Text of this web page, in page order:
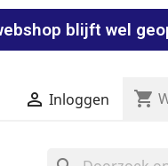
blijft wel
 Inloggen shopping_cart